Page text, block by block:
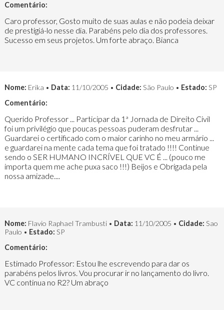
Comentário:
Caro professor, Gosto muito de suas aulas e não podeia deixar
de prestigiá-lo nesse dia. Parabéns pelo dia dos professores.
Sucesso em seus projetos. Um forte abraço. Bianca
Nome: Erika • Data: 11/10/2005 • Cidade: São Paulo • Estado: SP
Comentário:
Querido Professor ... Participar da 1ª Jornada de Direito Civil
foi um privilégio que poucas pessoas puderam desfrutar ...
Guardarei o certificado com o maior carinho no meu armário ...
e guardarei na mente cada tema que foi tratado !!!! Continue
sendo o SER HUMANO INCRÍVEL QUE VC É ... (pouco me
importa quem me ache puxa saco !!!) Beijos e Obrigada pela
nossa amizade....
Nome: Flavio Raphael Trambusti • Data: 11/10/2005 • Cidade: Sao
Paulo • Estado: SP
Comentário:
Estimado Professor: Estou lhe escrevendo para dar os
parabéns pelos livros. Vou procurar ir no lançamento do livro.
VC continua no R2? Um abraço